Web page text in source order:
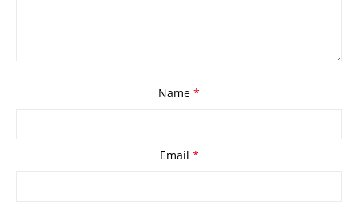
Name *
Email *